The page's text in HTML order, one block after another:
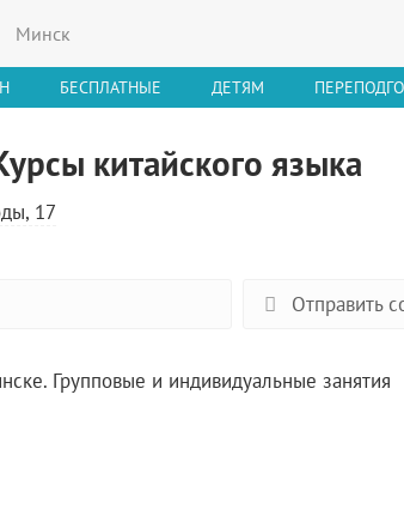
Минск
БЕСПЛАТНЫЕ ДЕТЯМ
китайского языка
17
Отправить
Групповые и индивидуальные занятия